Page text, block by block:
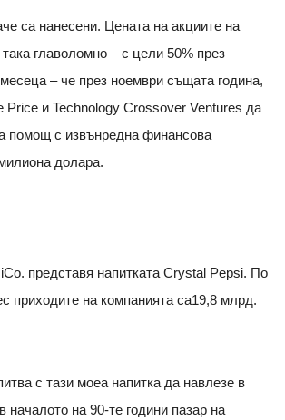
са нанесени. Цената на акциите на
главоломно – с цели 50% през
– че през ноември същата година,
Price и Technology Crossover Ventures да
помощ с извънредна финансова
долара.
представя напитката Crystal Pepsi. По
приходите на компанията са19,8 млрд.
с тази моеа напитка да навлезе в
на 90-те години пазар на